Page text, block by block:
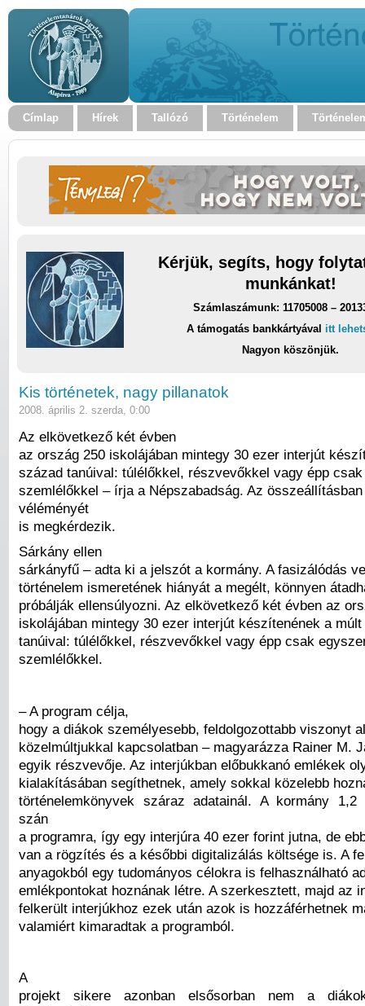
Címlap Hírek Tallózó Történelem
Kérjük, segíts, hogy
munkánkat!
Számlaszámunk: 11705008 –
A támogatás bankkártyával itt
Nagyon köszönjük.
Kis történetek, nagy pillanatok
2008. április 2. szerda, 0:00
Az elkövetkező két évben
az ország 250 iskolájában mintegy 30 ezer interjút
század tanúival: túlélőkkel, részvevőkkel vagy épp
szemlélőkkel – írja a Népszabadság. Az
véléményét
is megkérdezik.
Sárkány ellen
sárkányfű – adta ki a jelszót a kormány. A fasizálódás
történelem ismeretének hiányát a megélt, könnyen
próbálják ellensúlyozni. Az elkövetkező két évben az
iskolájában mintegy 30 ezer interjút készítenének a
tanúival: túlélőkkel, részvevőkkel vagy épp csak
szemlélőkkel.
– A program célja,
hogy a diákok személyesebb, feldolgozottabb viszonyt
közelmúltjukkal kapcsolatban – magyarázza Rainer M.
egyik részvevője. Az interjúkban előbukkanó emlékek
kialakításában segíthetnek, amely sokkal közelebb
történelemkönyvek száraz adatainál. A kormány 1,2
szán
a programra, így egy interjúra 40 ezer forint jutna, de
van a rögzítés és a későbbi digitalizálás költsége is. A
anyagokból egy tudományos célokra is felhasználható
emlékpontokat hoznának létre. A szerkesztett, majd az
felkerült interjúkhoz ezek után azok is hozzáférhetnek
valamiért kimaradtak a programból.
A
projekt sikere azonban elsősorban nem a